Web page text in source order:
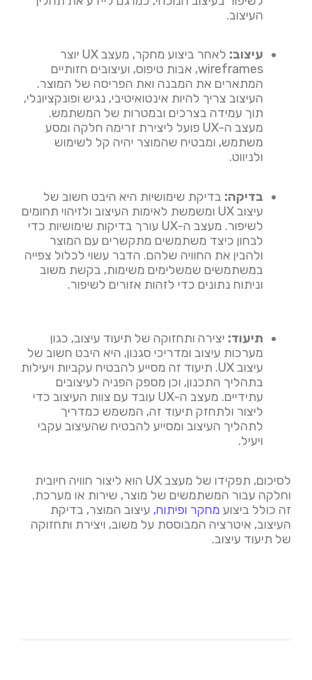
העיצוב.
עיצוב:
לאחר ביצוע מחקר, מעצב UX יוצר
wireframes, אבות טיפוס, ועיצובים חזותיים
המתארים את המבנה ואת הפריסה של המוצר.
העיצוב צריך להיות אינטואיטיבי, נגיש ופונקציונלי,
תוך עמידה בצרכים ובמטרות של המשתמש.
מעצב ה-UX פועל ליצירת זרימה חלקה ומסע
משתמש, ומבטיח שהמוצר יהיה קל לשימוש
ולניווט.
בדיקה: בדיקת שימושיות היא היבט חשוב של
עיצוב UX ומשמשת לאימות העיצוב ולזיהוי תחומים
לשיפור. מעצב ה-UX עורך בדיקות שימושיות כדי
לבחון כיצד משתמשים מתקשרים עם המוצר
ולהבין את החוויה שלהם. הדבר עשוי לכלול צפייה
במשתמשים שמשלימים משימות, בקשת משוב
וניתוח נתונים כדי לזהות אזורים לשיפור.
תיעוד: יצירה ותחזוקה של תיעוד עיצוב, כגון
מערכות עיצוב ומדריכי סגנון, היא היבט חשוב של
עיצוב UX. תיעוד זה מסייע להבטיח עקביות ויעילות
בתהליך התכנון, וכן מספק הפניה לעיצובים
עתידיים. מעצב ה-UX עובד עם צוות העיצוב כדי
ליצור ולתחזק תיעוד זה, המשמש כמדריך
לתהליך העיצוב ומסייע להבטיח שהעיצוב עקבי
ויעיל.
לסיכום, תפקידו של מעצב UX הוא ליצור חוויה חיובית
וחלקה עבור המשתמשים של מוצר, שירות או מערכת.
זה כולל ביצוע מחקר ופיתוח, עיצוב המוצר, בדיקת
העיצוב, איטרציה המבוססת על משוב, ויצירת ותחזוקה
של תיעוד עיצוב.